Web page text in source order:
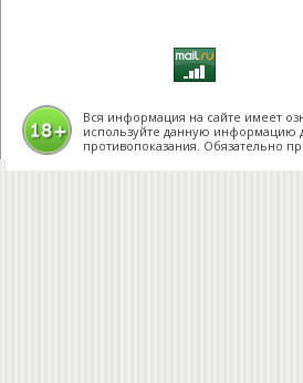
Вся информация на сайте имеет
используйте данную информацию
противопоказания. Обязательно